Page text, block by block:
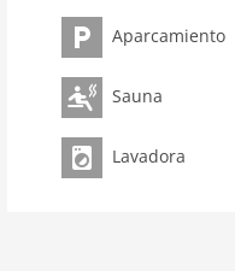
La mascota
La mascota no se
Propiedad
La capacidad máxima
Aparcamiento
Sauna
Lavadora